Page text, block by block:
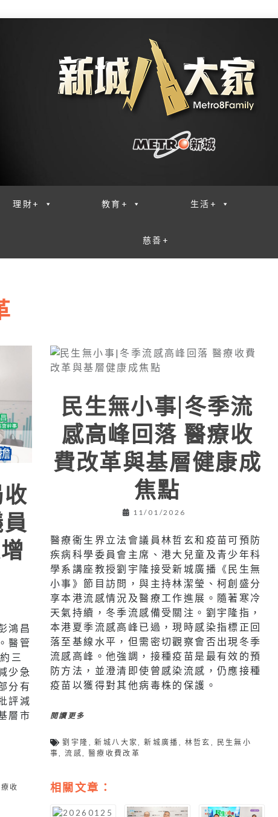
理財+ 教育+ 生活+
慈善+
鴻昌
醫管
三
少急
分有
評減
層市
收
民生無小事|冬季流
感高峰回落 醫療收
費改革與基層健康成
焦點
11/01/2026
醫療衞生界立法會議員林哲玄和疫苗可預防
疾病科學委員會主席、港大兒童及青少年科
學系講座教授劉宇隆接受新城廣播《民生無
小事》節目訪問，與主持林潔瑩、柯創盛分
享本港流感情況及醫療工作進展。隨著寒冷
天氣持續，冬季流感備受關注。劉宇隆指，
本港夏季流感高峰已過，現時感染指標正回
落至基線水平，但需密切觀察會否出現冬季
流感高峰。他強調，接種疫苗是最有效的預
防方法，並澄清即使曾感染流感，仍應接種
疫苗以獲得對其他病毒株的保護。
閱讀更多
劉宇隆 ,新城八大家,新城廣播 , 林哲玄 ,
民生無小
事,流感, 醫療收費改革
相關文章：